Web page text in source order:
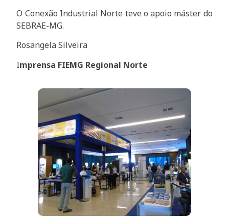
O Conexão Industrial Norte teve o apoio máster do
SEBRAE-MG.
Rosangela Silveira
Imprensa FIEMG Regional Norte